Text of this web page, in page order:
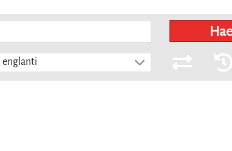
Hae
englanti